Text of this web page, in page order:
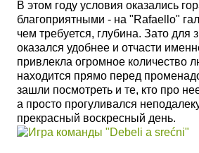
В этом году условия оказались
благоприятными - на "Rafaello"
чем требуется, глубина. Зато для
оказался удобнее и отчасти
привлекла огромное количество
находится прямо перед
зашли посмотреть и те, кто про
а просто прогуливался
прекрасный воскресный день.